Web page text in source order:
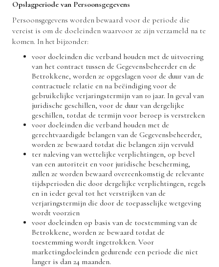
Opslagperiode van Persoonsgegevens
Persoonsgegevens worden bewaard voor de periode die
vereist is om de doeleinden waarvoor ze zijn verzameld na te
komen. In het bijzonder:
voor doeleinden die verband houden met de uitvoering
van het contract tussen de Gegevensbeheerder en de
Betrokkene, worden ze opgeslagen voor de duur van de
contractuele relatie en na beëindiging voor de
gebruikelijke verjaringstermijn van 10 jaar. In geval van
juridische geschillen, voor de duur van dergelijke
geschillen, totdat de termijn voor beroep is verstreken
voor doeleinden die verband houden met de
gerechtvaardigde belangen van de Gegevensbeheerder,
worden ze bewaard totdat die belangen zijn vervuld
ter naleving van wettelijke verplichtingen, op bevel
van een autoriteit en voor juridische bescherming,
zullen ze worden bewaard overeenkomstig de relevante
tijdsperioden die door dergelijke verplichtingen, regels
en in ieder geval tot het verstrijken van de
verjaringstermijn die door de toepasselijke wetgeving
wordt voorzien
voor doeleinden op basis van de toestemming van de
Betrokkene, worden ze bewaard totdat de
toestemming wordt ingetrokken. Voor
marketingdoeleinden gedurende een periode die niet
langer is dan 24 maanden.